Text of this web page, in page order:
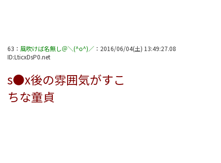
63 ： 風吹けば名無し＠＼(^o^)／ ： 2016/06/04(土) 13:49:27.08
ID:LticxDsP0.net
s●x後の雰囲気がすこ
ちな童貞